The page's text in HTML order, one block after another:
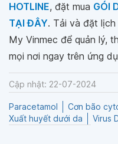
HOTLINE, đặt mua GÓI
TẠI ĐÂY. Tải và đặt
My Vinmec để quản lý,
mọi nơi ngay trên ứng
Cập nhật: 22-07-2024
Paracetamol Cơn bão
Xuất huyết dưới da
Virus